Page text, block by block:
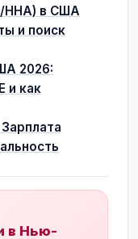
HHA) в США
и поиск
2026:
и как
в Нью-